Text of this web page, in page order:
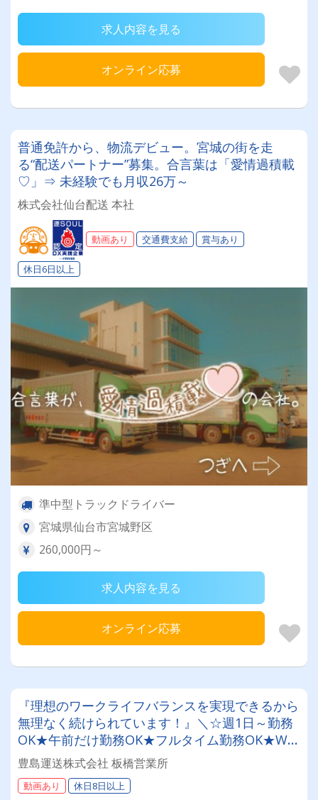
求人内容を見る
オンライン応募
普通免許から、物流デビュー。宮城の街を走
る“配送パートナー”募集。合言葉は「愛情過積載
♡」⇒ 未経験でも月収26万～
株式会社仙台配送 本社
動画あり 交通費支給 賞与あり
休日6日以上
準中型トラックドライバー
宮城県仙台市宮城野区
260,000円～
求人内容を見る
オンライン応募
『理想のワークライフバランスを実現できるから
無理なく続けられています！』＼☆週1日～勤務
OK★午前だけ勤務OK★フルタイム勤務OK★Wワ
ークOK☆╱【2ｔ・軽車両ドライバー】◎髪型自
由◎日払い・週払い◎社員登用あり◎未経験可業
績も順調に伸びている会社です！
豊島運送株式会社 板橋営業所
動画あり 休日8日以上